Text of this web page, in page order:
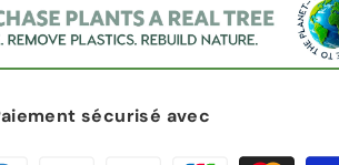
sécurisé avec